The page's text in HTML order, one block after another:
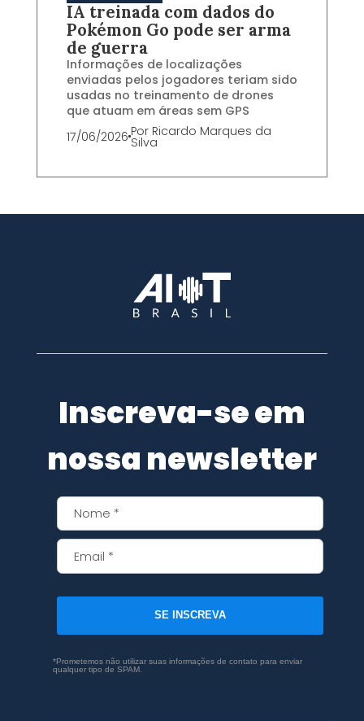
IA treinada com dados do
Pokémon Go pode ser arma
de guerra
Informações de localizações
enviadas pelos jogadores teriam sido
usadas no treinamento de drones
que atuam em áreas sem GPS
17/06/2026 Por Ricardo Marques da
Silva
Inscreva-se em
nossa newsletter
SE INSCREVA
*Prometemos não utilizar suas informações de contato para enviar
qualquer tipo de SPAM.